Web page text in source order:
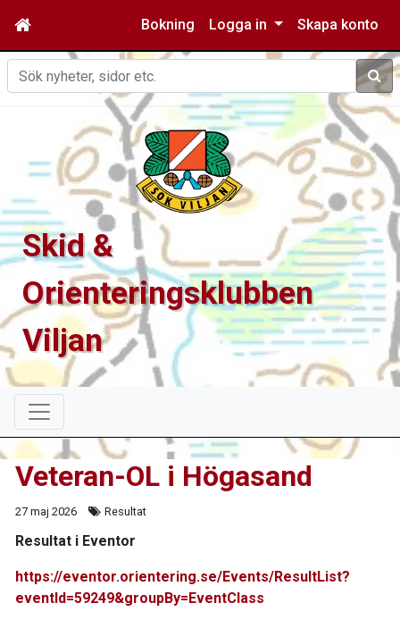
Bokning Logga in Skapa konto
Sök
Skid &
Orienteringsklubben
Viljan
Veteran-OL i Högasand
27 maj 2026 Resultat
Resultat i Eventor
https://eventor.orientering.se/Events/ResultList?
eventId=59249&groupBy=EventClass